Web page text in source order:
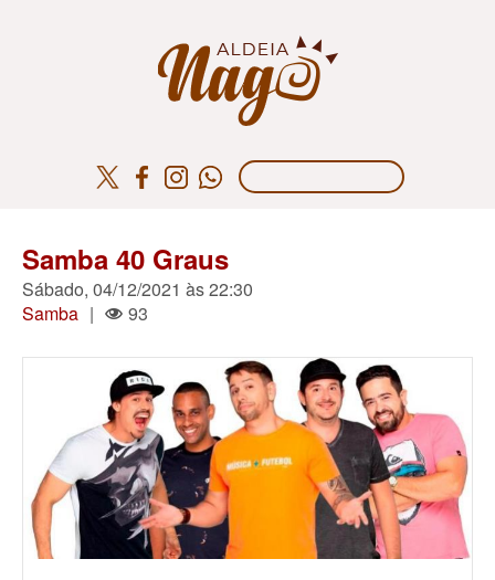
Samba 40 Graus
Sábado, 04/12/2021 às 22:30
Samba | 93